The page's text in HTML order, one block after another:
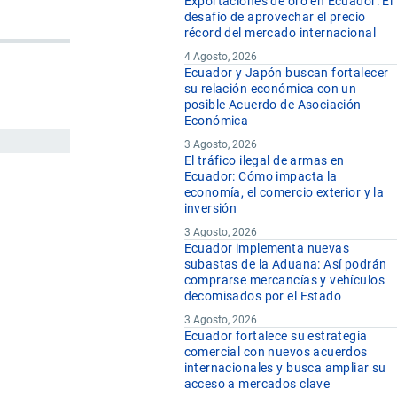
desafío de aprovechar el precio
récord del mercado internacional
4 Agosto, 2026
Ecuador y Japón buscan fortalecer
su relación económica con un
posible Acuerdo de Asociación
Económica
3 Agosto, 2026
El tráfico ilegal de armas en
Ecuador: Cómo impacta la
economía, el comercio exterior y la
inversión
3 Agosto, 2026
Ecuador implementa nuevas
subastas de la Aduana: Así podrán
comprarse mercancías y vehículos
decomisados por el Estado
3 Agosto, 2026
Ecuador fortalece su estrategia
comercial con nuevos acuerdos
internacionales y busca ampliar su
acceso a mercados clave